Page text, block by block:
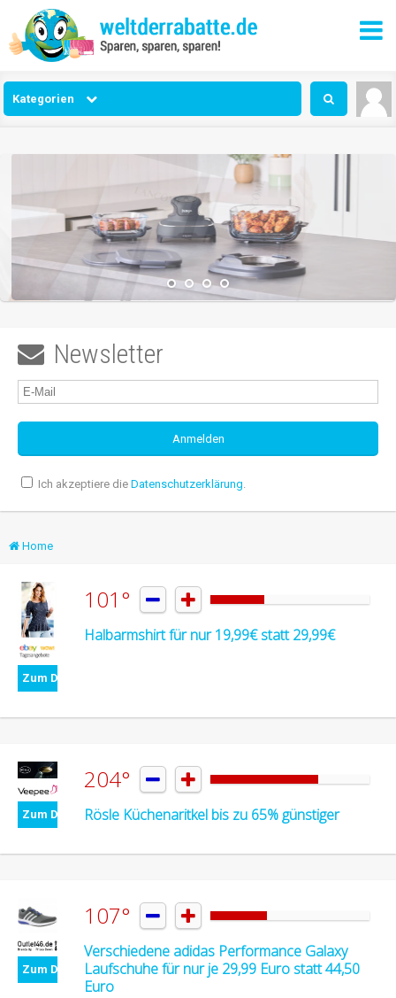
Kategorien
 Newsletter
Ich akzeptiere die Datenschutzerklärung.
Home
Zum Deal
101°  
Halbarmshirt für nur 19,99€ statt 29,99€
Zum Deal
204°  
Rösle Küchenaritkel bis zu 65% günstiger
Zum Deal
107°  
Verschiedene adidas Performance Galaxy
Laufschuhe für nur je 29,99 Euro statt 44,50
Euro